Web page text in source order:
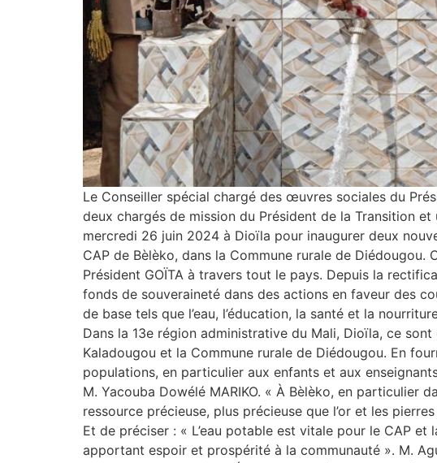
Le Conseiller spécial chargé des œuvres sociales du
deux chargés de mission du Président de la Transition
mercredi 26 juin 2024 à Dioïla pour inaugurer deux
CAP de Bèlèko, dans la Commune rurale de
Président GOÏTA à travers tout le pays. Depuis la
fonds de souveraineté dans des actions en faveur des
de base tels que l’eau, l’éducation, la santé et la
Dans la 13e région administrative du Mali, Dioïla, ce
Kaladougou et la Commune rurale de Diédougou. En
populations, en particulier aux enfants et aux
M. Yacouba Dowélé MARIKO. « À Bèlèko, en particulier
ressource précieuse, plus précieuse que l’or et les
Et de préciser : « L’eau potable est vitale pour le CAP
apportant espoir et prospérité à la communauté ». M.